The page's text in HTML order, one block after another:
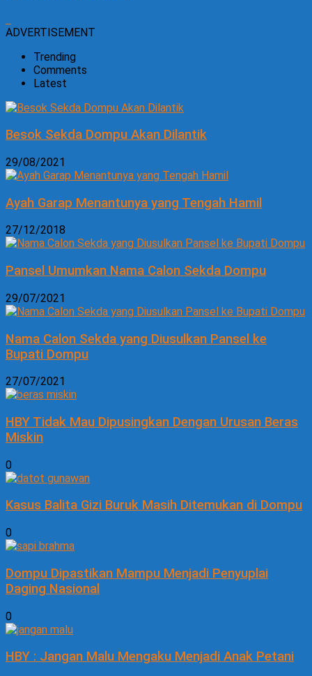
ADVERTISEMENT
Trending
Comments
Latest
Besok Sekda Dompu Akan Dilantik
29/08/2021
Ayah Garap Menantunya yang Tengah Hamil
27/12/2018
Pansel Umumkan Nama Calon Sekda Dompu
29/07/2021
Nama Calon Sekda yang Diusulkan Pansel ke
Bupati Dompu
27/07/2021
HBY Tidak Mau Dipusingkan Dengan Urusan Beras
Miskin
0
Kasus Balita Gizi Buruk Masih Ditemukan di Dompu
0
Dompu Dipastikan Mampu Menjadi Penyuplai
Daging Nasional
0
HBY : Jangan Malu Mengaku Menjadi Anak Petani